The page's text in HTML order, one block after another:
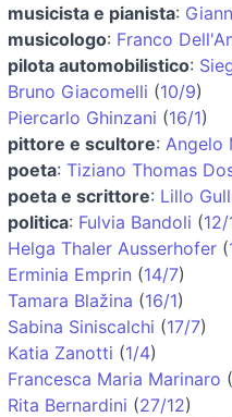
musicista e pianista:
musicologo: Franco
pilota automobilistico:
Bruno Giacomelli (10/9)
Piercarlo Ghinzani (16/1)
pittore e scultore: Angelo
poeta: Tiziano Thomas
poeta e scrittore: Lillo
politica: Fulvia Bandoli (12/
Helga Thaler Ausserhofer (
Erminia Emprin (14/7)
Tamara Blažina (16/1)
Sabina Siniscalchi (17/7)
Katia Zanotti (1/4)
Francesca Maria Marinaro (
Rita Bernardini (27/12)